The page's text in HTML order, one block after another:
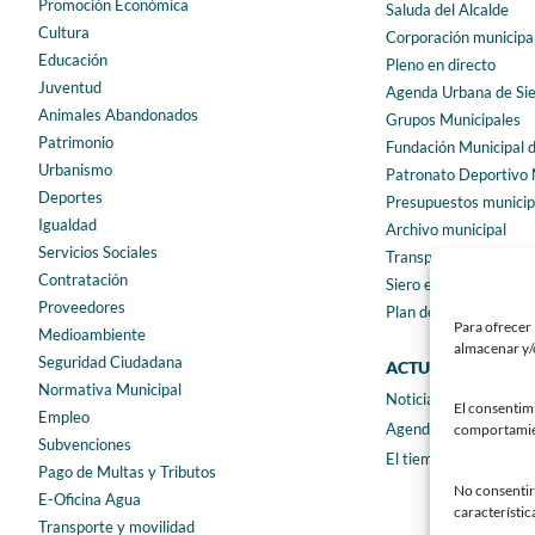
Para ofrecer
almacenar
El
No
Promoción Económica
Cultura
Educación
Juventud
Animales Abandonados
Patrimonio
Urbanismo
Deportes
Igualdad
Servicios Sociales
Contratación
Proveedores
Medioambiente
Seguridad Ciudadana
Normativa Municipal
Empleo
Subvenciones
Pago de Multas y Tributos
E-Oficina Agua
Transporte y movilidad
Saluda del Alcalde
Corporación
Pleno en directo
Agenda Urbana de
Grupos Municipales
Fundación Municipal
Patronato Deportivo
Presupuestos
Archivo municipal
Transparencia
Siero en Cifras
Plan de igualdad
ACTUALIDAD
Noticias
Agenda
El tiempo